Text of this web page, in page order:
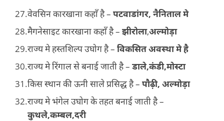
वेवसिन कारखाना कहाँ है – पटवाडांगर, नैनिताल मे
मैगनेसाइट कारखाना कहाँ है – झीरोला,अल्मोड़ा
राज्य मे हस्तशिल्प उघोग है – विकसित अवस्था मे है
राज्य मे रिंगाल से बनाई जाती है – डाले,कंडी,मोस्टा
किस स्थान की ऊनी साले प्रसिद्ध है – पौढ़ी, अल्मोड़ा
राज्य मे भंगेल उघोग के तहत बनाई जाती है –
कुथले,कम्बल,दरी